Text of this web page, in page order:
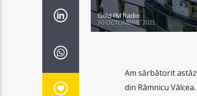
Gold FM Radio
30 OCTOMBRIE 2025
Am sărbătorit
din Râmnicu